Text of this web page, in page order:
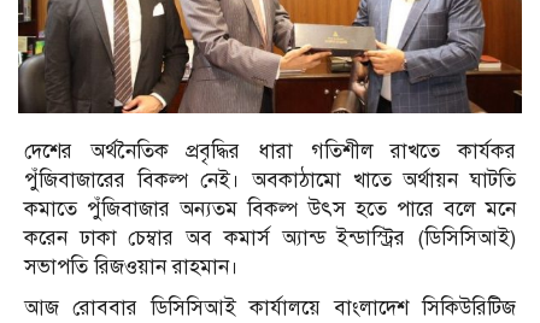
দেশের অর্থনৈতিক প্রবৃদ্ধির ধারা গতিশীল রাখতে কার্যকর
পুঁজিবাজারের বিকল্প নেই। অবকাঠামো খাতে অর্থায়ন ঘাটতি
কমাতে পুঁজিবাজার অন্যতম বিকল্প উৎস হতে পারে বলে মনে
করেন ঢাকা চেম্বার অব কমার্স অ্যান্ড ইন্ডাস্ট্রির (ডিসিসিআই)
সভাপতি রিজওয়ান রাহমান।
আজ রোববার ডিসিসিআই কার্যালয়ে বাংলাদেশ সিকিউরিটিজ